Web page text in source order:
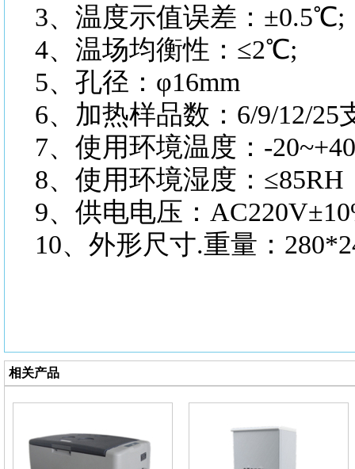
3、温度示值误差：±0.5℃;
4、温场均衡性：≤2℃;
5、孔径：φ16mm
6、加热样品数：6/9/12/25
7、使用环境温度：-
8、使用环境湿度：≤85RH
9、供电电压：
10、外形尺寸.重量：
相关产品